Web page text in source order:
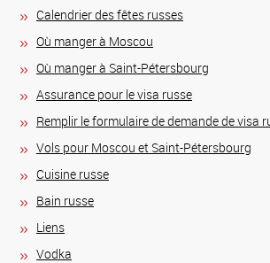
Calendrier des fêtes russes
Où manger à Moscou
Où manger à Saint-Pétersbourg
Assurance pour le visa russe
Remplir le formulaire de demande de visa
Vols pour Moscou et Saint-Pétersbourg
Сuisine russe
Bain russe
Liens
Vodka